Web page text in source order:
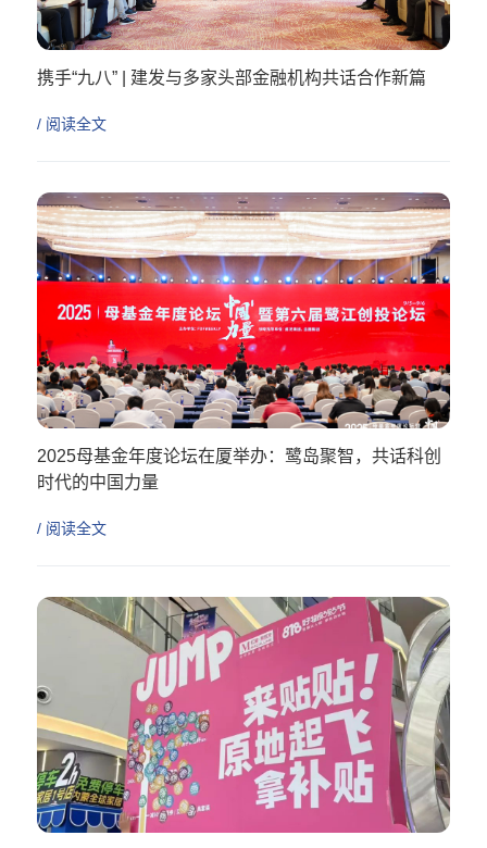
携手“九八” | 建发与多家头部金融机构共话合作新篇
/ 阅读全文
2025母基金年度论坛在厦举办：鹭岛聚智，共话科创
时代的中国力量
/ 阅读全文